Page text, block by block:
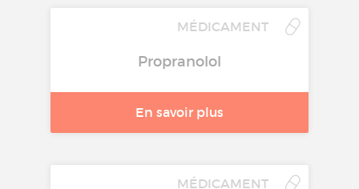
MÉDICAMENT
Propranolol
En savoir plus
MÉDICAMENT